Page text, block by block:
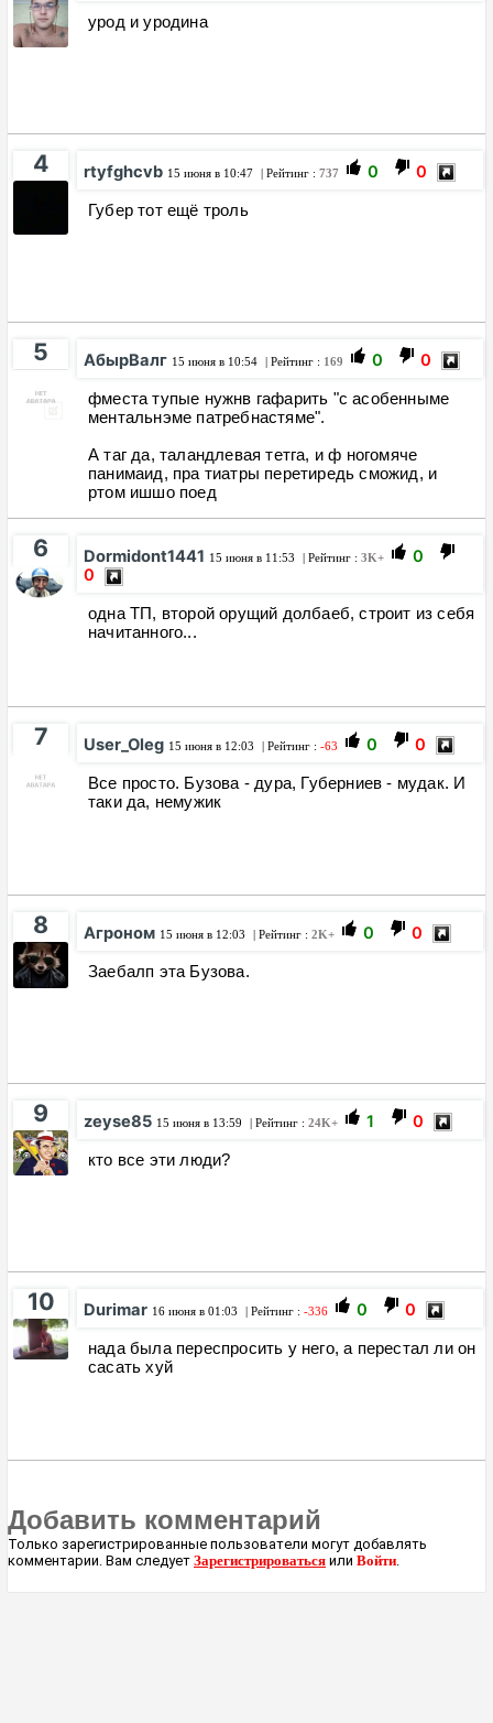
урод и уродина
4 rtyfghcvb 15 июня в 10:47 | Рейтинг : 737 0 0
Губер тот ещё троль
5 АбырВалг 15 июня в 10:54 | Рейтинг : 169 0 0
фместа тупые нужнв гафарить "с асобенныме
ментальнэме патребнастяме".
А таг да, таландлевая тетга, и ф ногомяче
панимаид, пра тиатры перетиредь сможид, и
ртом ишшо поед
6 Dormidont1441 15 июня в 11:53 | Рейтинг : 3K+
0
0
одна ТП, второй орущий долбаеб, строит из себя
начитанного...
7 User_Oleg 15 июня в 12:03 | Рейтинг : -63 0 0
Все просто. Бузова - дура, Губерниев - мудак. И
таки да, немужик
8 Агроном 15 июня в 12:03 | Рейтинг : 2K+ 0 0
Заебалп эта Бузова.
9 zeyse85 15 июня в 13:59 | Рейтинг : 24K+ 1 0
кто все эти люди?
10 Durimar 16 июня в 01:03 | Рейтинг : -336 0 0
нада была переспросить у него, а перестал ли он
сасать хуй
Добавить комментарий
Только зарегистрированные пользователи могут добавлять
комментарии. Вам следует Зарегистрироваться или Войти